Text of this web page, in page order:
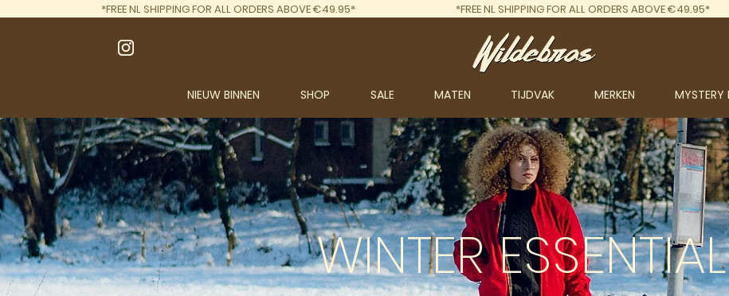
NIEUW BINNEN SHOP SALE MATEN TIJDVAK MERKEN MYSTERY
*FREE NL SHIPPING FOR ALL ORDERS ABOVE €49.95* *FREE NL SHIPPING FOR ALL ORDERS ABOVE €49.95*
WINTER